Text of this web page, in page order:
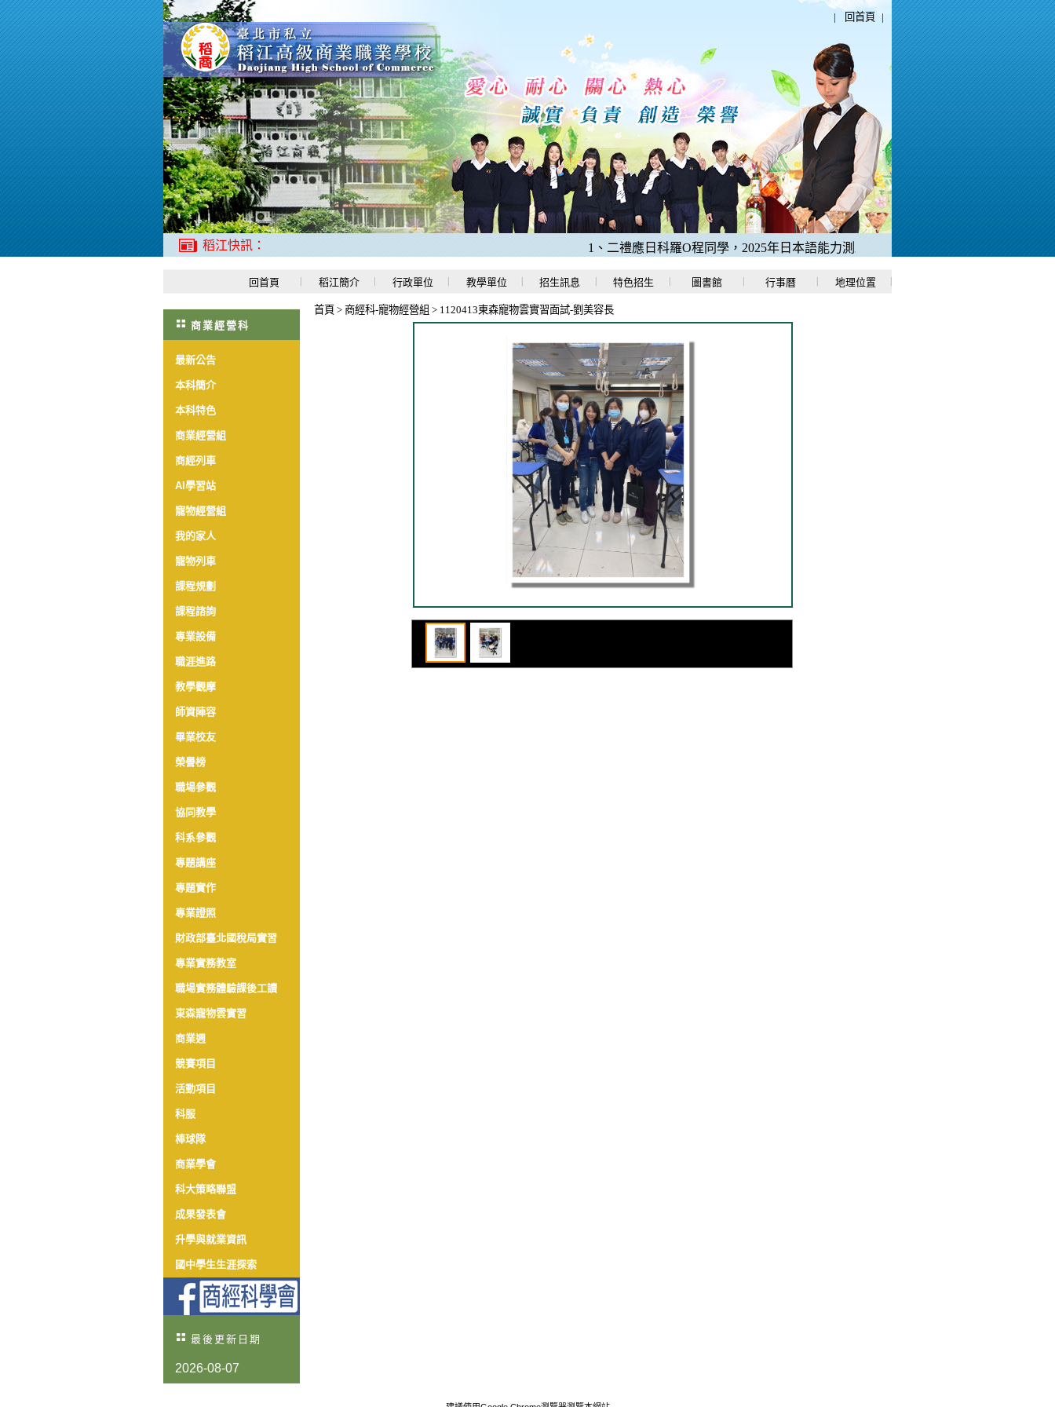
| 回首頁 |
稻江快訊： 1、二禮應日科羅O程同學，2025年日本語能力測驗「N1中考取滿分180分」。
回首頁 稻江簡介 行政單位 教學單位 招生訊息 特色招生 圖書館 行事曆 地理位置
商業經營科
最新公告
本科簡介
本科特色
商業經營組
商經列車
AI學習站
寵物經營組
我的家人
寵物列車
課程規劃
課程諮詢
專業設備
職涯進路
教學觀摩
師資陣容
畢業校友
榮譽榜
職場參觀
協同教學
科系參觀
專題講座
專題實作
專業證照
財政部臺北國稅局實習
專業實務教室
職場實務體驗課後工讀
東森寵物雲實習
商業週
競賽項目
活動項目
科服
棒球隊
商業學會
科大策略聯盟
成果發表會
升學與就業資訊
國中學生生涯探索
最後更新日期
2026-08-07
首頁 > 商經科-寵物經營組 > 1120413東森寵物雲實習面試-劉美容長